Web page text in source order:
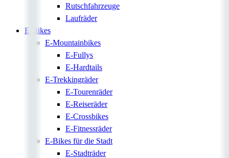
Rutschfahrzeuge
Laufräder
E-Bikes
E-Mountainbikes
E-Fullys
E-Hardtails
E-Trekkingräder
E-Tourenräder
E-Reiseräder
E-Crossbikes
E-Fitnessräder
E-Bikes für die Stadt
E-Stadträder